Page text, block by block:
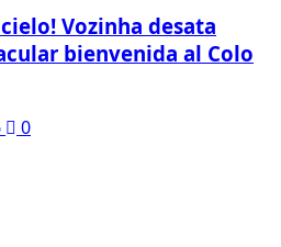
Vozinha desata
bienvenida al Colo
0